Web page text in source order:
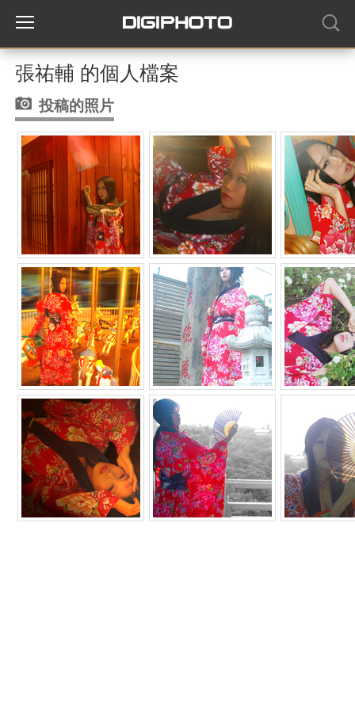
張祐輔 的個人檔案
投稿的照片